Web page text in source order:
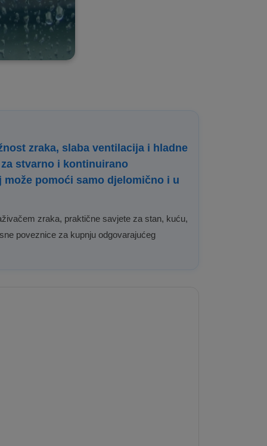
zraka, slaba ventilacija i hladne
stvarno i kontinuirano
pomoći samo djelomično i u
zraka, praktične savjete za stan, kuću,
poveznice za kupnju odgovarajućeg